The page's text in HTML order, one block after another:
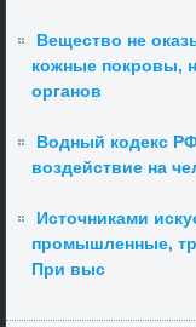
Вещество не
кожные покровы,
органов
Водный кодекс
воздействие на
Источниками
промышленные,
При выс